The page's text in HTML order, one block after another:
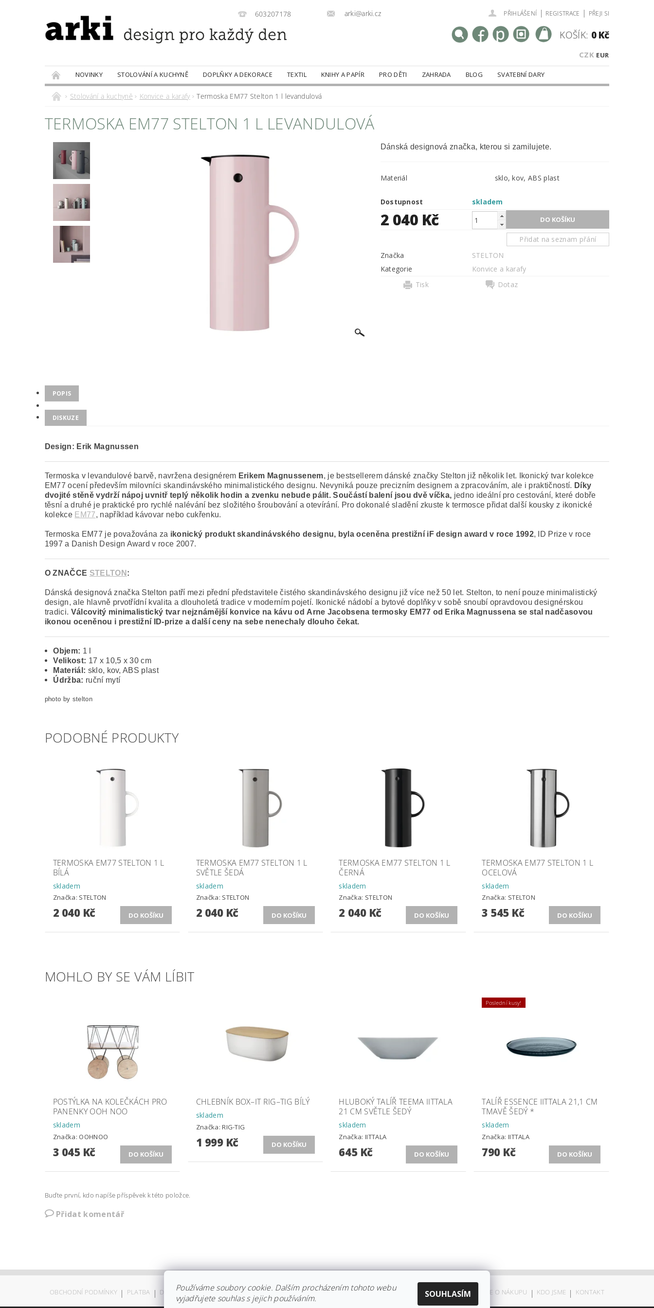
603207178 arki@arki.cz PŘIHLÁŠENÍ | REGISTRACE | PŘEJI SI
CZK EUR
KOŠÍK: 0 Kč
NOVINKY STOLOVÁNÍ A KUCHYNĚ DOPLŇKY A DEKORACE TEXTIL KNIHY A PAPÍR PRO DĚTI ZAHRADA BLOG
SVATEBNÍ DARY
PRODÁVANÉ ZNAČKY
DOBROTY
Stolování a kuchyně Konvice a karafy Termoska EM77 Stelton 1 l levandulová
TERMOSKA EM77 STELTON 1 L LEVANDULOVÁ
Dánská designová značka, kterou si zamilujete.
Materiál sklo, kov, ABS plast
Dostupnost skladem
2 040 Kč
Přidat na seznam přání
Značka
STELTON
Kategorie
Konvice a karafy
Tisk
Dotaz
POPIS
DISKUZE
Design: Erik Magnussen
Termoska v levandulové barvě, navržena designérem Erikem Magnussenem, je bestsellerem dánské značky Stelton již několik let. Ikonický tvar kolekce
EM77 ocení především milovníci skandinávského minimalistického designu. Nevyniká pouze precizním designem a zpracováním, ale i praktičností. Díky
dvojité stěně vydrží nápoj uvnitř teplý několik hodin a zvenku nebude pálit. Součástí balení jsou dvě víčka, jedno ideální pro cestování, které dobře
těsní a druhé je praktické pro rychlé nalévání bez složitého šroubování a otevírání. Pro dokonalé sladění zkuste k termosce přidat další kousky z ikonické
kolekce EM77, například kávovar nebo cukřenku.
Termoska EM77 je považována za ikonický produkt skandinávského designu, byla oceněna prestižní iF design award v roce 1992, ID Prize v roce
1997 a Danish Design Award v roce 2007.
O ZNAČCE STELTON :
Dánská designová značka Stelton patří mezi přední představitele čistého skandinávského designu již více než 50 let. Stelton, to není pouze minimalistický
design, ale hlavně prvotřídní kvalita a dlouholetá tradice v moderním pojetí. Ikonické nádobí a bytové doplňky v sobě snoubí opravdovou designérskou
tradici. Válcovitý minimalistický tvar nejznámější konvice na kávu od Arne Jacobsena termosky EM77 od Erika Magnussena se stal nadčasovou
ikonou oceněnou i prestižní ID-prize a další ceny na sebe nenechaly dlouho čekat.
Objem: 1 l
Velikost: 17 x 10,5 x 30 cm
Materiál: sklo, kov, ABS plast
Údržba: ruční mytí
photo by stelton
PODOBNÉ PRODUKTY
TERMOSKA EM77 STELTON 1 L
BÍLÁ
skladem
Značka: STELTON
2 040 Kč
TERMOSKA EM77 STELTON 1 L
SVĚTLE ŠEDÁ
skladem
Značka: STELTON
2 040 Kč
TERMOSKA EM77 STELTON 1 L
ČERNÁ
skladem
Značka: STELTON
2 040 Kč
TERMOSKA EM77 STELTON 1 L
OCELOVÁ
skladem
Značka: STELTON
3 545 Kč
MOHLO BY SE VÁM LÍBIT
POSTÝLKA NA KOLEČKÁCH PRO
PANENKY OOH NOO
skladem
Značka: OOHNOO
3 045 Kč
CHLEBNÍK BOX–IT RIG–TIG BÍLÝ
skladem
Značka:RIG-TIG
1 999 Kč
HLUBOKÝ TALÍŘ TEEMA IITTALA
21 CM SVĚTLE ŠEDÝ
skladem
Značka:IITTALA
645 Kč
Poslední kusy!
TALÍŘ ESSENCE IITTALA 21,1 CM
TMAVĚ ŠEDÝ *
skladem
Značka: IITTALA
790 Kč
Buďte první, kdo napíše příspěvek k této položce.
Přidat komentář
OBCHODNÍ PODMÍNKY | PLATBA | DOPRAVA | KOLEKCE IITTALA | KOLEKCE STELTON | DISTRIBUCE IITTALA | REKLAMACE/ODSTOUPENÍ VŠE O NÁKUPU | KDO JSME | KONTAKT
Používáme soubory cookie. Dalším procházením tohoto webu
vyjadřujete souhlas s jejich používáním.
SOUHLASÍM